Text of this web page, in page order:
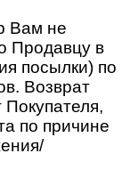
Вам не
Продавцу в
посылки) по
Возврат
Покупателя,
по причине